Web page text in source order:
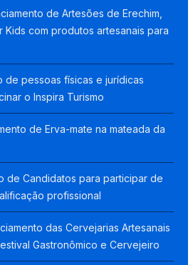
de Artesões de Erechim,
com produtos artesanais para
de pessoas físicas e jurídicas
o Inspira Turismo
de Erva-mate na mateada da
de Candidatos para participar de
profissional
das Cervejarias Artesanais
Gastronômico e Cervejeiro